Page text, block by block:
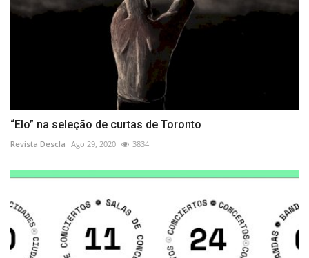
“Elo” na seleção de curtas de Toronto
Revista Descla Ago 29, 2020 3834